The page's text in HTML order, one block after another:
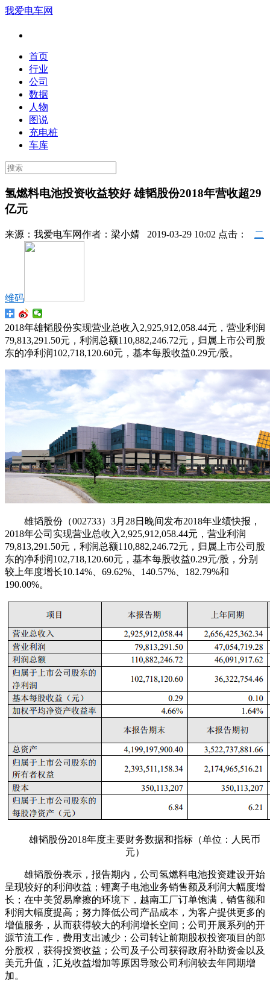
我爱电车网
首页
行业
公司
数据
人物
图说
充电桩
车库
氢燃料电池投资收益较好 雄韬股份2018年营收超29
亿元
来源： 我爱电车网作者： 梁小婧 2019-03-29 10:02 点击： 二
维码
2018年雄韬股份实现营业总收入2,925,912,058.44元，营业利润
79,813,291.50元，利润总额110,882,246.72元，归属上市公司股
东的净利润102,718,120.60元，基本每股收益0.29元/股。
雄韬股份（002733）3月28日晚间发布2018年业绩快报，
2018年公司实现营业总收入2,925,912,058.44元，营业利润
79,813,291.50元，利润总额110,882,246.72元，归属上市公司股
东的净利润102,718,120.60元，基本每股收益0.29元/股，分别
较上年度增长10.14%、69.62%、140.57%、182.79%和
190.00%。
雄韬股份2018年度主要财务数据和指标（单位：人民币
元）
雄韬股份表示，报告期内，公司氢燃料电池投资建设开始
呈现较好的利润收益；锂离子电池业务销售额及利润大幅度增
长；在中美贸易摩擦的环境下，越南工厂订单饱满，销售额和
利润大幅度提高；努力降低公司产品成本，为客户提供更多的
增值服务，从而获得较大的利润增长空间；公司开展系列的开
源节流工作，费用支出减少；公司转让前期股权投资项目的部
分股权，获得投资收益；公司及子公司获得政府补助资金以及
美元升值，汇兑收益增加等原因导致公司利润较去年同期增
加。